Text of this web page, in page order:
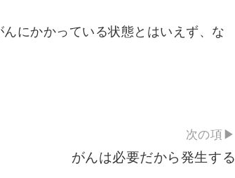
にかかっている状態とはいえず、な
次の項▶
がんは必要だから発生する